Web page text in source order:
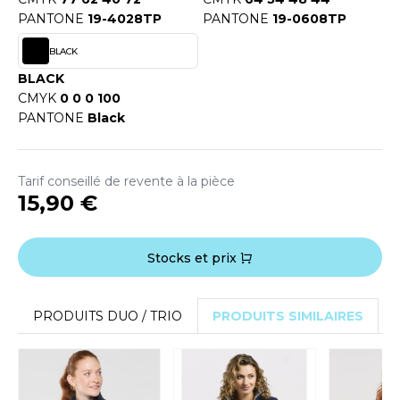
SHIRT
SHIRT
PROFESSIONNELLE
- BLOUSON
COOL
HOODS
SERIE
PANTONE 19-4028TP
PANTONE 19-0608TP
BLACK
BLACK
CMYK 0 0 0 100
PANTONE Black
Tarif conseillé de revente à la pièce
15,90 €
Stocks et prix
PRODUITS DUO / TRIO PRODUITS SIMILAIRES